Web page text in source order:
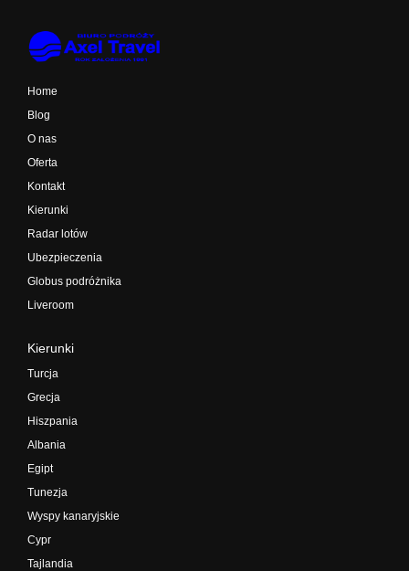
Home
Blog
O nas
Oferta
Kontakt
Kierunki
Radar lotów
Ubezpieczenia
Globus podróżnika
Liveroom
Kierunki
Turcja
Grecja
Hiszpania
Albania
Egipt
Tunezja
Wyspy kanaryjskie
Cypr
Tajlandia